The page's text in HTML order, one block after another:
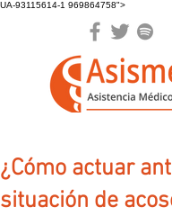
UA-93115614-1 969864758">
¿Cómo actuar
situación de